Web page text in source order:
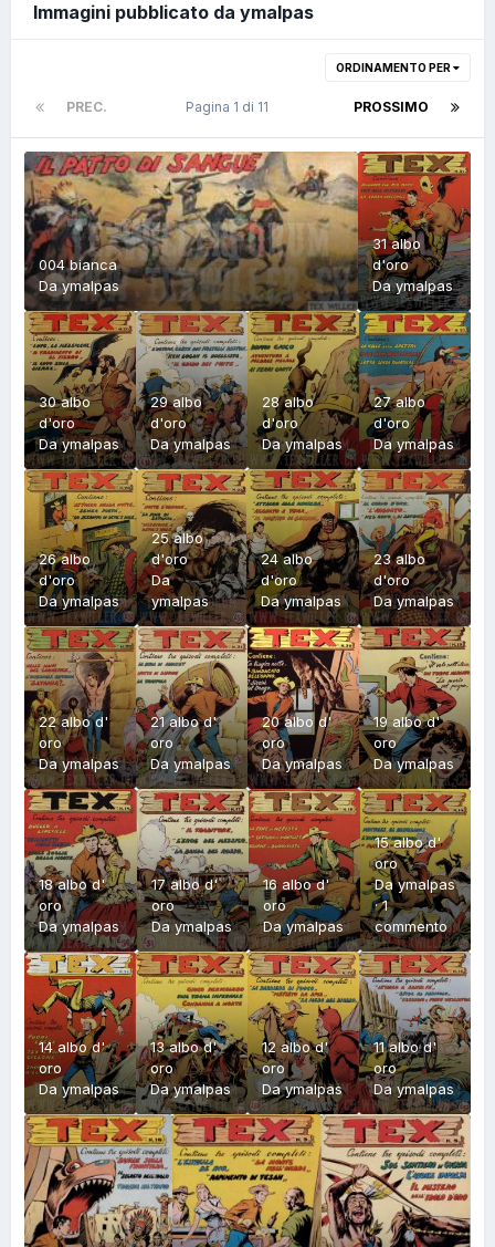
Immagini pubblicato da ymalpas
ORDINAMENTO PER
PREC. PROSSIMO
Pagina 1 di 11
004 bianca
Daymalpas
31 albo
d'oro
Daymalpas
30 albo
d'oro
Daymalpas
29 albo
d'oro
Daymalpas
28 albo
d'oro
Daymalpas
27 albo
d'oro
Daymalpas
26 albo
d'oro
Daymalpas
25 albo
d'oro
Da
ymalpas
24 albo
d'oro
Daymalpas
23 albo
d'oro
Daymalpas
22 albo d'
oro
Daymalpas
21 albo d'
oro
Daymalpas
20 albo d'
oro
Daymalpas
19 albo d'
oro
Daymalpas
18 albo d'
oro
Daymalpas
17 albo d'
oro
Daymalpas
16 albo d'
oro
Daymalpas
15 albo d'
oro
Daymalpas
·1
commento
14 albo d'
oro
Da ymalpas
13 albo d'
oro
Daymalpas
12 albo d'
oro
Daymalpas
11 albo d'
oro
Daymalpas